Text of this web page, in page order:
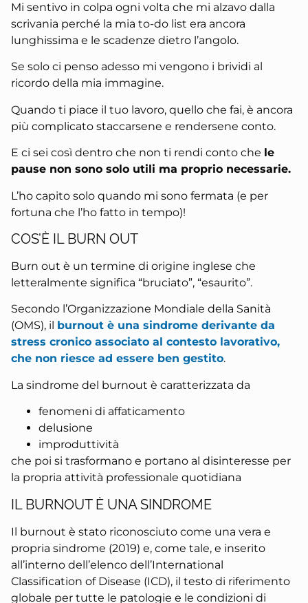
Mi sentivo in colpa ogni volta che mi alzavo dalla
scrivania perché la mia to-do list era ancora
lunghissima e le scadenze dietro l’angolo.
Se solo ci penso adesso mi vengono i brividi al
ricordo della mia immagine.
Quando ti piace il tuo lavoro, quello che fai, è ancora
più complicato staccarsene e rendersene conto.
E ci sei così dentro che non ti rendi conto che le
pause non sono solo utili ma proprio necessarie.
L’ho capito solo quando mi sono fermata (e per
fortuna che l’ho fatto in tempo)!
COS’È IL BURN OUT
Burn out è un termine di origine inglese che
letteralmente significa “bruciato”, “esaurito”.
Secondo l’Organizzazione Mondiale della Sanità
(OMS), il burnout è una sindrome derivante da
stress cronico associato al contesto lavorativo,
che non riesce ad essere ben gestito.
La sindrome del burnout è caratterizzata da
fenomeni di affaticamento
delusione
improduttività
che poi si trasformano e portano al disinteresse per
la propria attività professionale quotidiana
IL BURNOUT È UNA SINDROME
Il burnout è stato riconosciuto come una vera e
propria sindrome (2019) e, come tale, e inserito
all’interno dell’elenco dell’International
Classification of Disease (ICD), il testo di riferimento
globale per tutte le patologie e le condizioni di